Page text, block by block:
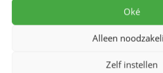
Oké
Alleen
Zelf instellen